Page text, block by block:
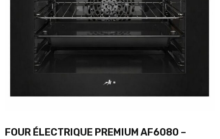
FOUR ÉLECTRIQUE PREMIUM AF6080 –